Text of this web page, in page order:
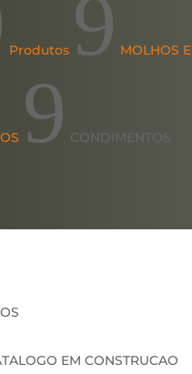
Produtos 9 MOLHOS E
9 CONDIMENTOS
EM CONSTRUCAO